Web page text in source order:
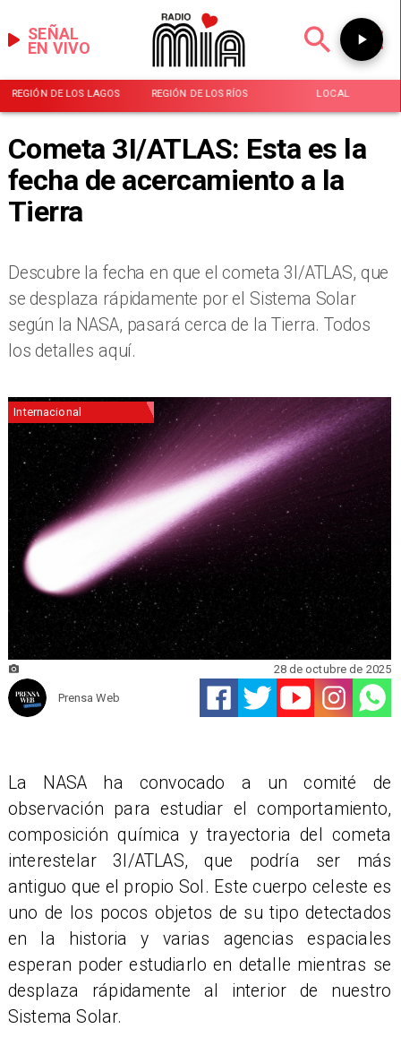
EN VIVO
SEÑAL
REGIÓN DE LOS LAGOS REGIÓN DE LOS RÍOS LOCAL
Cometa 3I/ATLAS: Esta es la
fecha de acercamiento a la
Tierra
Descubre la fecha en que el cometa 3I/ATLAS, que
se desplaza rápidamente por el Sistema Solar
según la NASA, pasará cerca de la Tierra. Todos
los detalles aquí.
Internacional
Prensa Web
28 de octubre de 2025
La NASA ha convocado a un comité de
observación para estudiar el comportamiento,
composición química y trayectoria del cometa
interestelar 3I/ATLAS, que podría ser más
antiguo que el propio Sol. Este cuerpo celeste es
uno de los pocos objetos de su tipo detectados
en la historia y varias agencias espaciales
esperan poder estudiarlo en detalle mientras se
desplaza rápidamente al interior de nuestro
Sistema Solar.